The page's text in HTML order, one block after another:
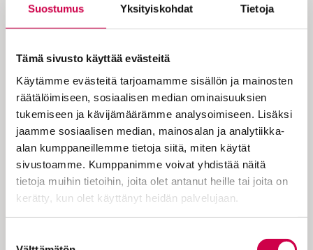
Suostumus Yksityiskohdat Tietoja
Tämä sivusto käyttää evästeitä
Käytämme evästeitä tarjoamamme sisällön ja mainosten
räätälöimiseen, sosiaalisen median ominaisuuksien
tukemiseen ja kävijämäärämme analysoimiseen. Lisäksi
jaamme sosiaalisen median, mainosalan ja analytiikka-
alan kumppaneillemme tietoja siitä, miten käytät
sivustoamme. Kumppanimme voivat yhdistää näitä
tietoja muihin tietoihin, joita olet antanut heille tai joita on
kerätty, kun olet käyttänyt heidän palvelujaan.
Analyyttiseen lukuteoriaan
erikoistunut matemaatikko Kaisa
Matomäki on kansainvälisiä
palkintoja saanut tutkija, joka ei näe
ristiriita tieteen ja kristinuskon
välillä. – Uskonto ja tiede vastaavat
eri kysymyksiin. Minulle usko
merkitsee turvaa ja Jumalan